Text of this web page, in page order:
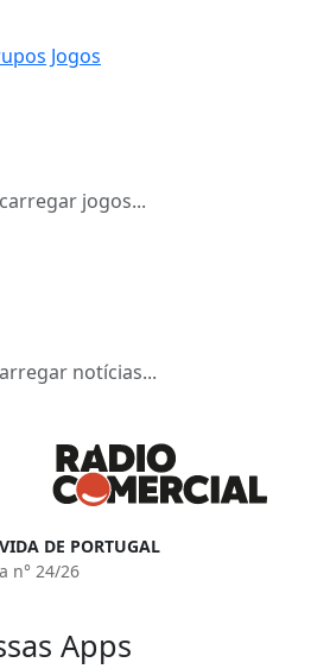
Jogos
jogos...
notícias...
DE PORTUGAL
n° 24/26
Apps